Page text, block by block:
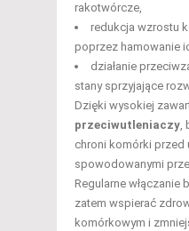
rakotwórcze,
redukcja wzrostu
poprzez hamowanie
działanie
stany sprzyjające
Dzięki wysokiej
przeciwutleniaczy,
chroni komórki przed
spowodowanymi
Regularne włączanie
zatem wspierać
komórkowym i